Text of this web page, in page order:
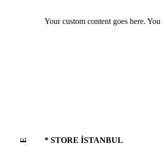
Your custom content goes here.
* STORE İSTANBUL